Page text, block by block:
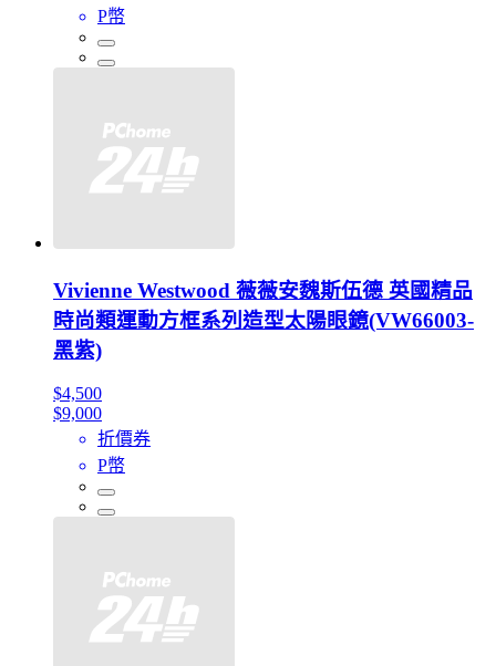
P幣
Vivienne Westwood 薇薇安魏斯伍德 英國精品
時尚類運動方框系列造型太陽眼鏡(VW66003-
黑紫)
$4,500
$9,000
折價券
P幣